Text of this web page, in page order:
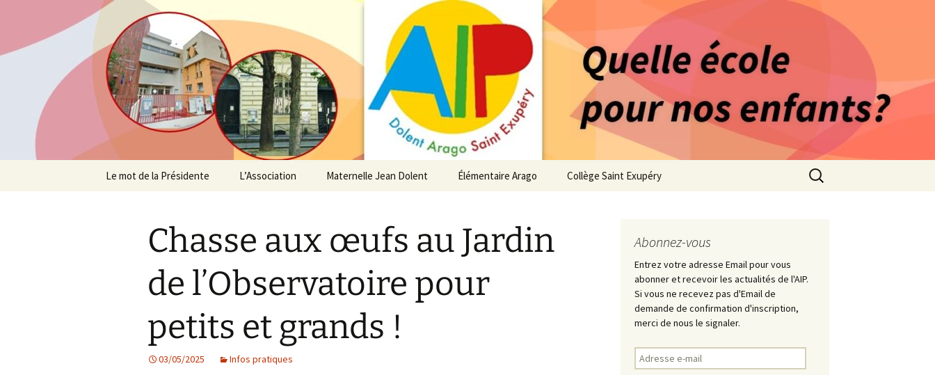
AIP Paris 14 – Association Indépendante
des Parents d'élèves depuis 1981
Agit – s'Investit – Participe au service des enfants du secteur scolaire Dolent-Arago-Saint Exupéry
Le mot de la Présidente L’Association
Suivez l’actualité de l’AIP
Le Bureau
L’équipe AIP Maternelle
Jean Dolent
Les projets La philo à l’école, un
projet culturel et citoyen
Débats et réflexions
Maternelle Jean Dolent
Infos pratiques
Maternelle
Élémentaire Arago
Infos pratiques
Élémentaire
Collège Saint Exupéry
Infos pratiques Collège
Rechercher :
Chasse aux œufs au Jardin
de l’Observatoire pour
petits et grands !
03/05/2025 Infos pratiques
Abonnez-vous
Entrez votre adresse Email pour vous
abonner et recevoir les actualités de l'AIP.
Si vous ne recevez pas d'Email de
demande de confirmation d'inscription,
merci de nous le signaler.
Adresse
e-